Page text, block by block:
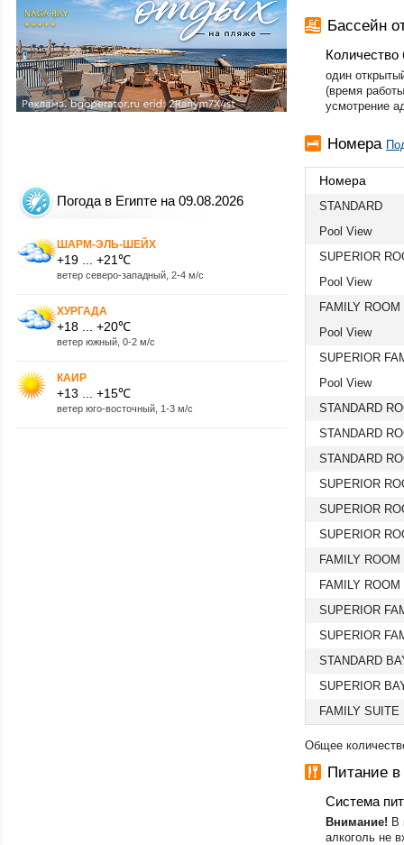
Погода в Египте на 09.08.2026
ШАРМ-ЭЛЬ-ШЕЙХ
+19 ... +21℃
ветер северо-западный, 2-4 м/с
ХУРГАДА
+18 ... +20℃
ветер южный, 0-2 м/с
КАИР
+13 ... +15℃
ветер юго-восточный, 1-3 м/с
Бассейн
Количество
один
(время
усмотрение
Номера
Номера
STANDARD
Pool View
SUPERIOR
Pool View
FAMILY ROOM
Pool View
SUPERIOR
Pool View
STANDARD
STANDARD
STANDARD
SUPERIOR
SUPERIOR
SUPERIOR
FAMILY
FAMILY
SUPERIOR
SUPERIOR
STANDARD
SUPERIOR
FAMILY SUITE
Общее
Питание в
Система
Внимание! В
алкоголь не